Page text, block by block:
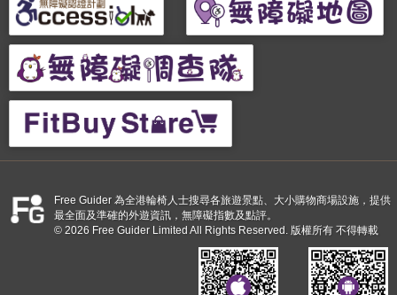
Free Guider 為全港輪椅人士搜尋各旅遊景點、大小購物商場設施，提供
最全面及準確的外遊資訊，無障礙指數及點評。
© 2026 Free Guider Limited All Rights Reserved. 版權所有 不得轉載